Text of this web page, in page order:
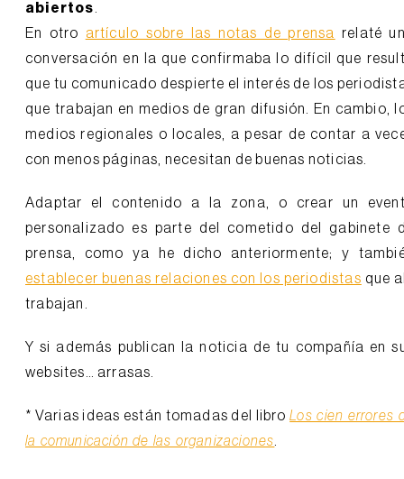
abiertos.
En otro artículo sobre las notas de prensa relaté
conversación en la que confirmaba lo difícil que
que tu comunicado despierte el interés de los
que trabajan en medios de gran difusión. En cambio,
medios regionales o locales, a pesar de contar a
con menos páginas, necesitan de buenas noticias.
Adaptar el contenido a la zona, o crear un
personalizado es parte del cometido del gabinete
prensa, como ya he dicho anteriormente; y
establecer buenas relaciones con los periodistas que
trabajan.
Y si además publican la noticia de tu compañía en
websites… arrasas.
* Varias ideas están tomadas del libroLos cien errores
la comunicación de las organizaciones.